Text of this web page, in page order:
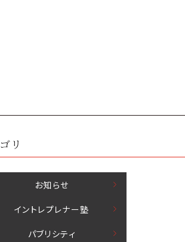
リ
お知らせ
イントレプレナー塾
パブリシティ